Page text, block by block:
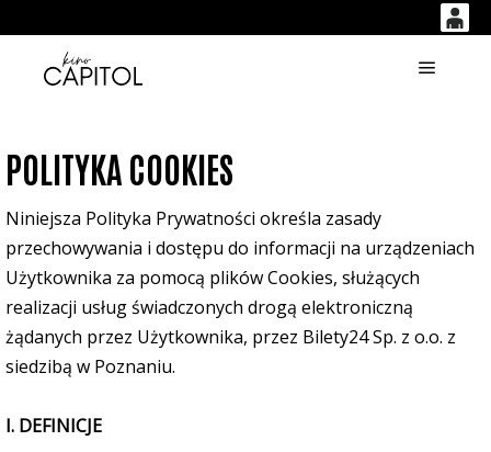
0,00
POLITYKA COOKIES
Niniejsza Polityka Prywatności określa zasady
przechowywania i dostępu do informacji na urządzeniach
Użytkownika za pomocą plików Cookies, służących
realizacji usług świadczonych drogą elektroniczną
żądanych przez Użytkownika, przez Bilety24 Sp. z o.o. z
siedzibą w Poznaniu.
I. DEFINICJE